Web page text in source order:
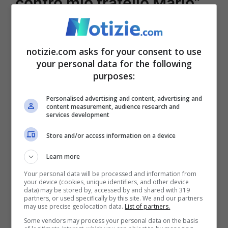
Enock insieme al fratello Mario Balotelli (Instagram)
Qualcuno pensa cheil gioco del tecnico
non esalti i movimenti di unapunta
centrale(quando sono stati schierati
notizie.com asks for your consent to use
your personal data for the following
purposes:
Personalised advertising and content, advertising and
content measurement, audience research and
services development
Store and/or access information on a device
Learn more
Your personal data will be processed and information from
your device (cookies, unique identifiers, and other device
data) may be stored by, accessed by and shared with 319
partners, or used specifically by this site. We and our partners
may use precise geolocation data. List of partners.
Some vendors may process your personal data on the basis